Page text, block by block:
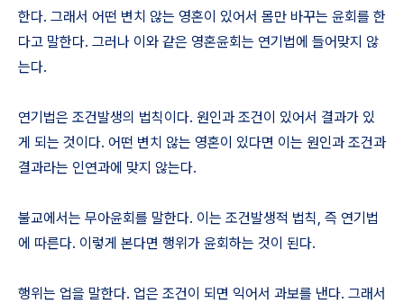
한다. 그래서 어떤 변치 않는 영혼이 있어서 몸만 바꾸는 윤회를 한
다고 말한다. 그러나 이와 같은 영혼윤회는 연기법에 들어맞지 않
는다.
연기법은 조건발생의 법칙이다. 원인과 조건이 있어서 결과가 있
게 되는 것이다. 어떤 변치 않는 영혼이 있다면 이는 원인과 조건과
결과라는 인연과에 맞지 않는다.
불교에서는 무아윤회를 말한다. 이는 조건발생적 법칙, 즉 연기법
에 따른다. 이렇게 본다면 행위가 윤회하는 것이 된다.
행위는 업을 말한다. 업은 조건이 되면 익어서 과보를 낸다. 그래서